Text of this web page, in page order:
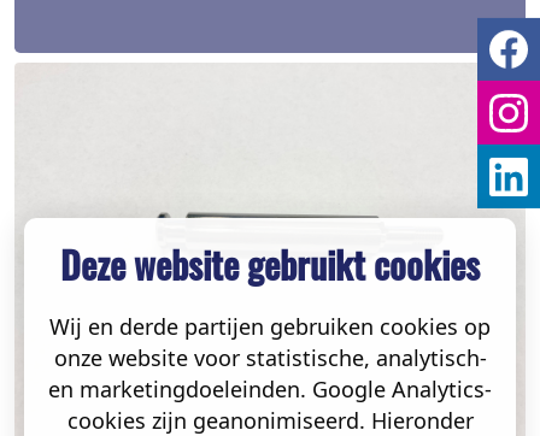
Deze website gebruikt cookies
Wij en derde partijen gebruiken cookies op
onze website voor statistische, analytisch-
en marketingdoeleinden. Google Analytics-
cookies zijn geanonimiseerd. Hieronder